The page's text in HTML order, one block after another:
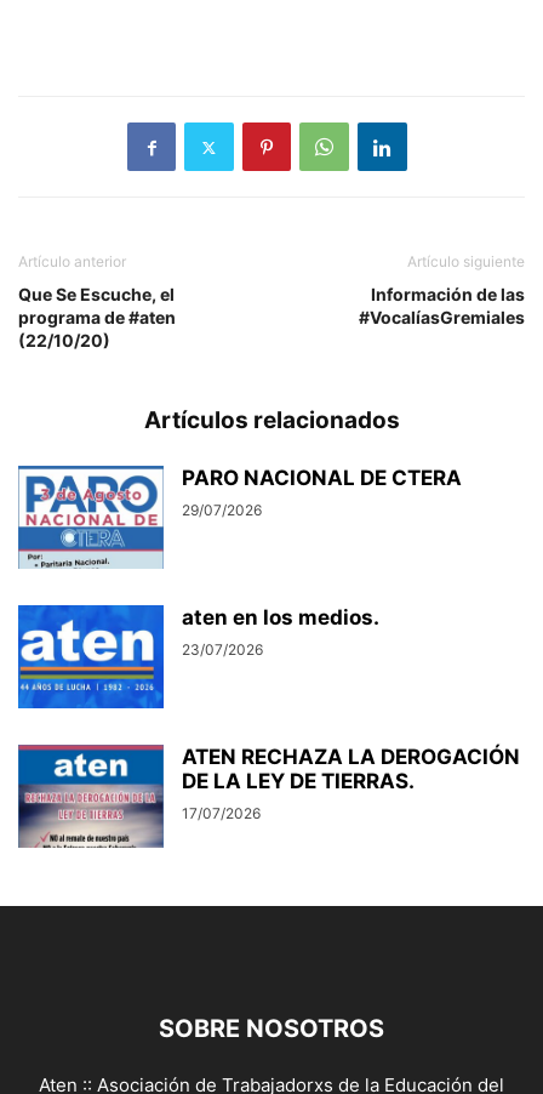
Artículo anterior
Que Se Escuche, el
programa de #aten
(22/10/20)
Artículo siguiente
Información de las
#VocalíasGremiales
Artículos relacionados
PARO NACIONAL DE CTERA
29/07/2026
aten en los medios.
23/07/2026
ATEN RECHAZA LA DEROGACIÓN
DE LA LEY DE TIERRAS.
17/07/2026
SOBRE NOSOTROS
Aten :: Asociación de Trabajadorxs de la Educación del